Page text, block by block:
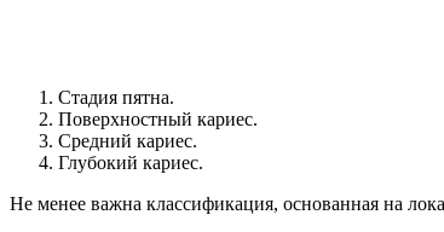
Стадия пятна.
Поверхностный кариес.
Средний кариес.
Глубокий кариес.
Не менее важна классификация, основанная на